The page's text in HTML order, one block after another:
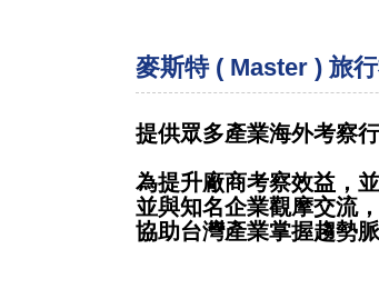
麥斯特 ( Master ) 旅
提供眾多產業海外考察
為提升廠商考察效益，
並與知名企業觀摩交流
協助台灣產業掌握趨勢